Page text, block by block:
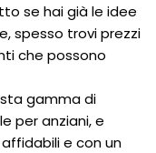
se hai già le idee
spesso trovi prezzi
che possono
gamma di
per anziani, e
e con un